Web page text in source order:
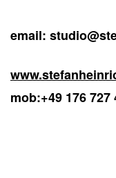
email:
mob:+49 176 727